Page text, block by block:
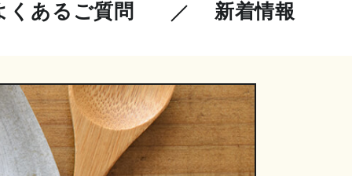
くあるご質問 新着情報